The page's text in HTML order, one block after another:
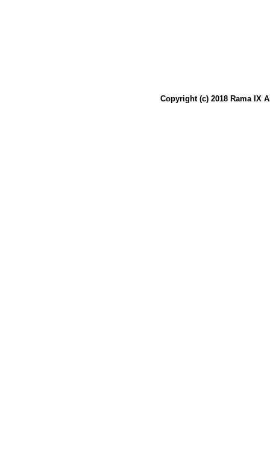
Copyright (c) 2018 Rama IX